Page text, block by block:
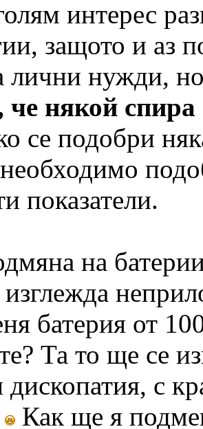
интерес
защото и аз
лични нужди,
някой
се подобри
показатели.
на
батерия от
Та то ще се
с
Как ще я